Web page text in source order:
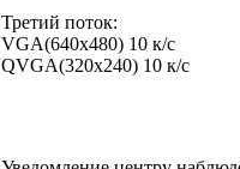
Третий поток:
VGA(640x480) 10 к/c
QVGA(320x240) 10 к/c